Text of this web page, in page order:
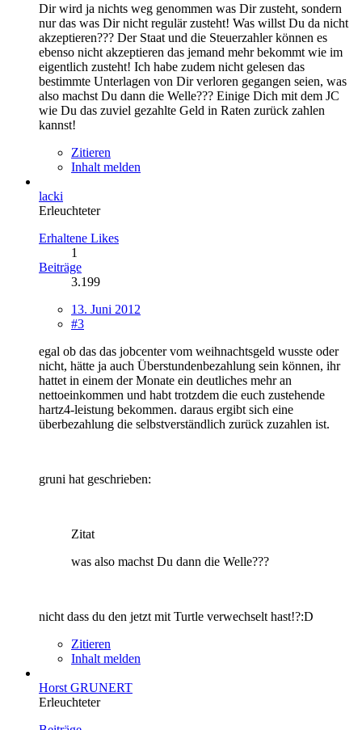
Dir wird ja nichts weg genommen was Dir zusteht, sondern
nur das was Dir nicht regulär zusteht! Was willst Du da nicht
akzeptieren??? Der Staat und die Steuerzahler können es
ebenso nicht akzeptieren das jemand mehr bekommt wie im
eigentlich zusteht! Ich habe zudem nicht gelesen das
bestimmte Unterlagen von Dir verloren gegangen seien, was
also machst Du dann die Welle??? Einige Dich mit dem JC
wie Du das zuviel gezahlte Geld in Raten zurück zahlen
kannst!
Zitieren
Inhalt melden
lacki
Erleuchteter
Erhaltene Likes
1
Beiträge
3.199
13. Juni 2012
#3
egal ob das das jobcenter vom weihnachtsgeld wusste oder
nicht, hätte ja auch Überstundenbezahlung sein können, ihr
hattet in einem der Monate ein deutliches mehr an
nettoeinkommen und habt trotzdem die euch zustehende
hartz4-leistung bekommen. daraus ergibt sich eine
überbezahlung die selbstverständlich zurück zuzahlen ist.
gruni hat geschrieben:
Zitat
was also machst Du dann die Welle???
nicht dass du den jetzt mit Turtle verwechselt hast!?:D
Zitieren
Inhalt melden
Horst GRUNERT
Erleuchteter